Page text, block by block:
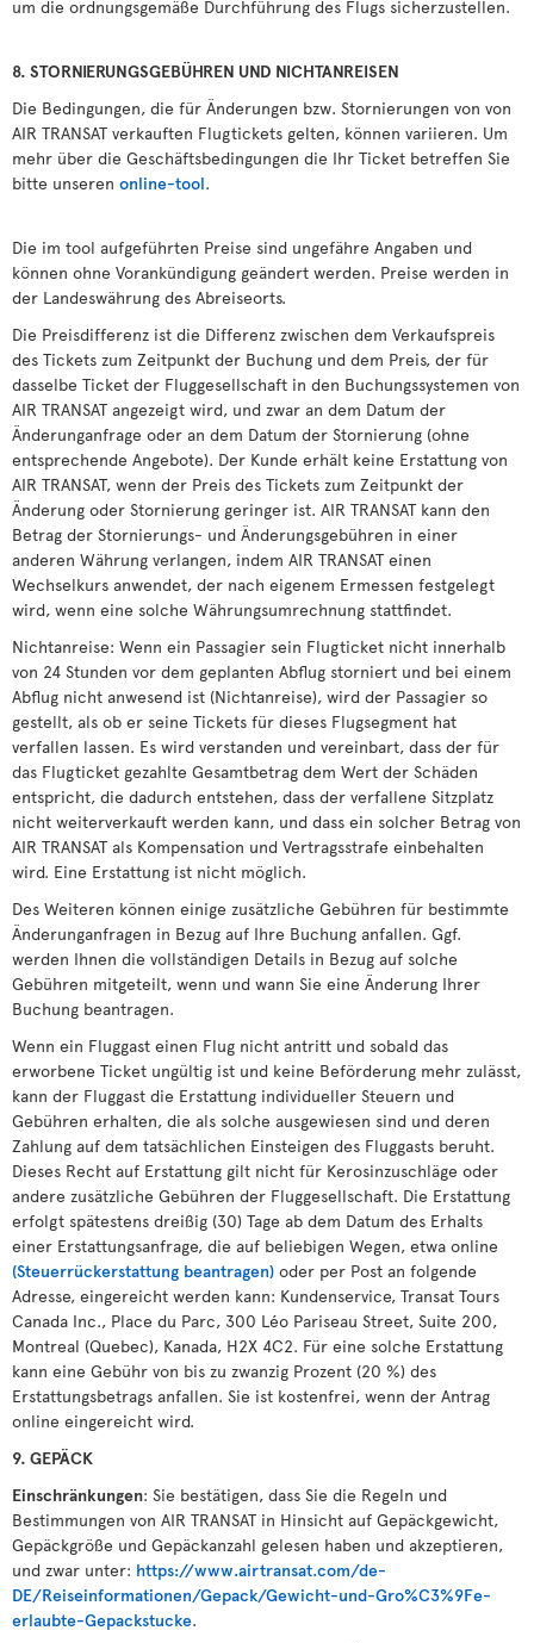
um die ordnungsgemäße Durchführung des Flugs sicherzustellen.
8. STORNIERUNGSGEBÜHREN UND NICHTANREISEN
Die Bedingungen, die für Änderungen bzw. Stornierungen von von
AIR TRANSAT verkauften Flugtickets gelten, können variieren. Um
mehr über die Geschäftsbedingungen die Ihr Ticket betreffen Sie
bitte unseren online-tool.
Die im tool aufgeführten Preise sind ungefähre Angaben und
können ohne Vorankündigung geändert werden. Preise werden in
der Landeswährung des Abreiseorts.
Die Preisdifferenz ist die Differenz zwischen dem Verkaufspreis
des Tickets zum Zeitpunkt der Buchung und dem Preis, der für
dasselbe Ticket der Fluggesellschaft in den Buchungssystemen von
AIR TRANSAT angezeigt wird, und zwar an dem Datum der
Änderunganfrage oder an dem Datum der Stornierung (ohne
entsprechende Angebote). Der Kunde erhält keine Erstattung von
AIR TRANSAT, wenn der Preis des Tickets zum Zeitpunkt der
Änderung oder Stornierung geringer ist. AIR TRANSAT kann den
Betrag der Stornierungs- und Änderungsgebühren in einer
anderen Währung verlangen, indem AIR TRANSAT einen
Wechselkurs anwendet, der nach eigenem Ermessen festgelegt
wird, wenn eine solche Währungsumrechnung stattfindet.
Nichtanreise: Wenn ein Passagier sein Flugticket nicht innerhalb
von 24 Stunden vor dem geplanten Abflug storniert und bei einem
Abflug nicht anwesend ist (Nichtanreise), wird der Passagier so
gestellt, als ob er seine Tickets für dieses Flugsegment hat
verfallen lassen. Es wird verstanden und vereinbart, dass der für
das Flugticket gezahlte Gesamtbetrag dem Wert der Schäden
entspricht, die dadurch entstehen, dass der verfallene Sitzplatz
nicht weiterverkauft werden kann, und dass ein solcher Betrag von
AIR TRANSAT als Kompensation und Vertragsstrafe einbehalten
wird. Eine Erstattung ist nicht möglich.
Des Weiteren können einige zusätzliche Gebühren für bestimmte
Änderunganfragen in Bezug auf Ihre Buchung anfallen. Ggf.
werden Ihnen die vollständigen Details in Bezug auf solche
Gebühren mitgeteilt, wenn und wann Sie eine Änderung Ihrer
Buchung beantragen.
Wenn ein Fluggast einen Flug nicht antritt und sobald das
erworbene Ticket ungültig ist und keine Beförderung mehr zulässt,
kann der Fluggast die Erstattung individueller Steuern und
Gebühren erhalten, die als solche ausgewiesen sind und deren
Zahlung auf dem tatsächlichen Einsteigen des Fluggasts beruht.
Dieses Recht auf Erstattung gilt nicht für Kerosinzuschläge oder
andere zusätzliche Gebühren der Fluggesellschaft. Die Erstattung
erfolgt spätestens dreißig (30) Tage ab dem Datum des Erhalts
einer Erstattungsanfrage, die auf beliebigen Wegen, etwa online
(Steuerrückerstattung beantragen) oder per Post an folgende
Adresse, eingereicht werden kann: Kundenservice, Transat Tours
Canada Inc., Place du Parc, 300 Léo Pariseau Street, Suite 200,
Montreal (Quebec), Kanada, H2X 4C2. Für eine solche Erstattung
kann eine Gebühr von bis zu zwanzig Prozent (20 %) des
Erstattungsbetrags anfallen. Sie ist kostenfrei, wenn der Antrag
online eingereicht wird.
9. GEPÄCK
Einschränkungen: Sie bestätigen, dass Sie die Regeln und
Bestimmungen von AIR TRANSAT in Hinsicht auf Gepäckgewicht,
Gepäckgröße und Gepäckanzahl gelesen haben und akzeptieren,
und zwar unter: https://www.airtransat.com/de-
DE/Reiseinformationen/Gepack/Gewicht-und-Gro%C3%9Fe-
erlaubte-Gepackstucke.